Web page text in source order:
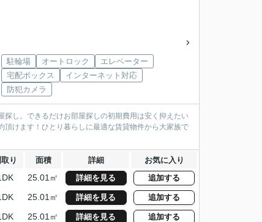
駐輪場 オートロック
エレベーター
宅配ボックス
インターネット対応
防犯カメラ
し。できるだけお部屋探しの初期費用は安く抑えたい
けます！ひとり暮らしに最適な賃貸物件から大家族で
取り 面積 詳細 お気に入り
25.01㎡ 詳細を見る 追加する
25.01㎡ 詳細を見る 追加する
25.01㎡ 詳細を見る 追加する